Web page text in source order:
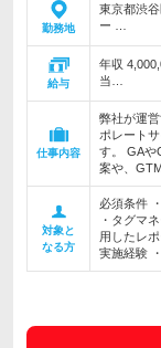
勤務地
東京都渋
ー …
給与
年収
当…
仕事内容
弊社が運
ポレート
す。 GAや
案や、
対象と
なる方
必須条件
・タグマ
用したレ
実施経験